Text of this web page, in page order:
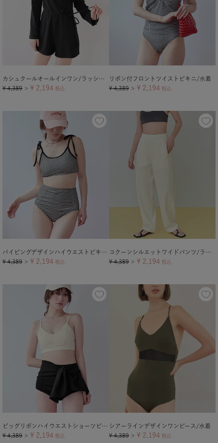
カシュクールオールインワン/ラッシュガード/水着
¥ 4,389 ＞ ¥ 2,194 税込
リボン付フロントツイストビキニ/水着
¥ 4,389 ＞ ¥ 2,194 税込
パイピングデザインハイウエストビキニ/水着
¥ 4,389 ＞ ¥ 2,194 税込
コクーンシルエットワイドパンツ/ラッシュガード
¥ 4,389 ＞ ¥ 2,194 税込
ビッグリボンハイウエストショーツビキニ/水着
¥ 4,389 ＞ ¥ 2,194 税込
シアーラインデザインワンピース/水着
¥ 4,389 ＞ ¥ 2,194 税込